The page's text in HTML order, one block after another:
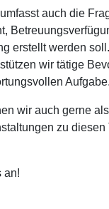
auch die
erstellt werden
wir tätige
Aufgabe.
wir auch gerne
zu
an!